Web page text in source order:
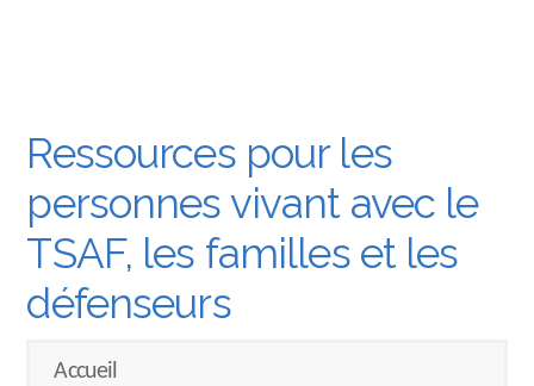
Ressources pour les
personnes vivant avec le
TSAF, les familles et les
défenseurs
Accueil